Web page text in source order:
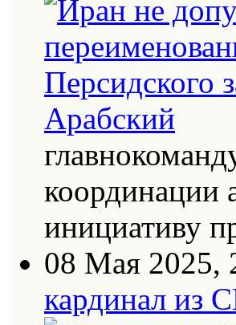
координации
инициативу
08 Мая 2025,
кардинал из